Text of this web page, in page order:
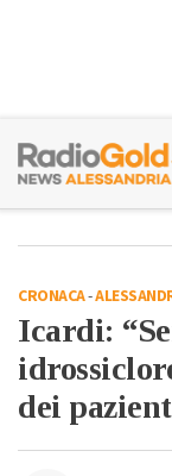
CRONACA-
Icardi:
dei